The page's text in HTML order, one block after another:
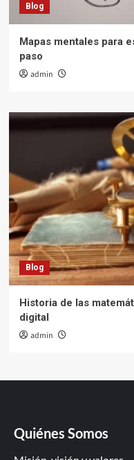
Blog
Mapas mentales para
paso
admin
Blog
Historia de las
digital
admin
Quiénes Somos